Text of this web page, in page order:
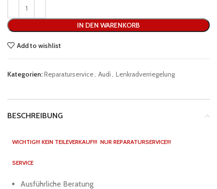
IN DEN WARENKORB
Add to wishlist
Kategorien:Reparaturservice, Audi, Lenkradverriegelung
BESCHREIBUNG
WICHTIG!!! KEIN TEILEVERKAUF!!! NUR REPARATURSERVICE!!!
SERVICE
Ausführliche Beratung